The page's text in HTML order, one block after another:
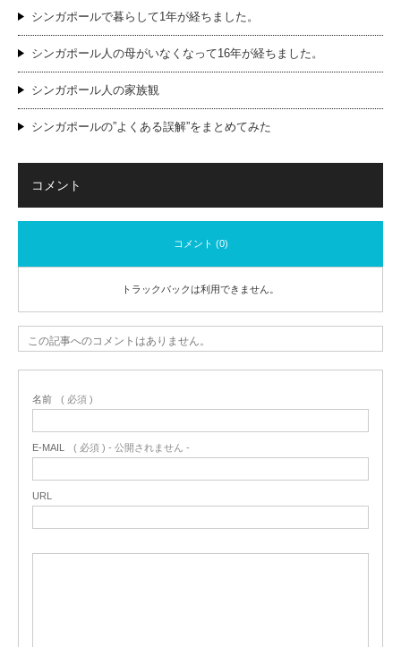
シンガポールで暮らして1年が経ちました。
シンガポール人の母がいなくなって16年が経ちました。
シンガポール人の家族観
シンガポールの”よくある誤解”をまとめてみた
コメント
コメント (0)
トラックバックは利用できません。
この記事へのコメントはありません。
名前 ( 必須 )
E-MAIL ( 必須 ) - 公開されません -
URL